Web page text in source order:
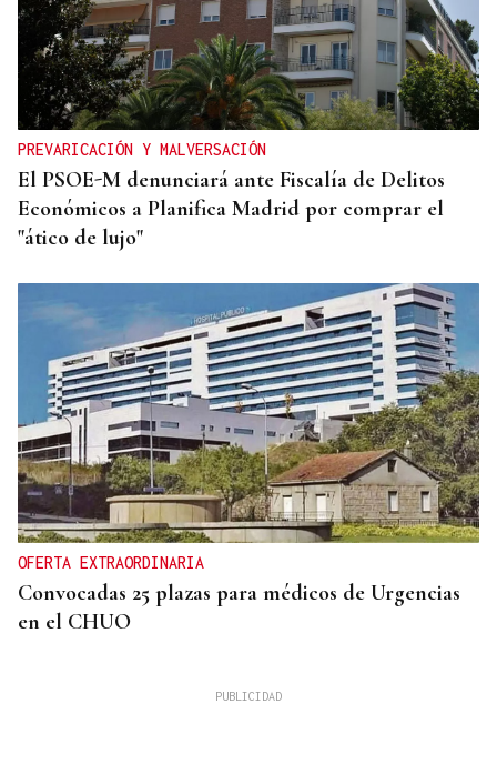
PREVARICACIÓN Y MALVERSACIÓN
El PSOE-M denunciará ante Fiscalía de Delitos
Económicos a Planifica Madrid por comprar el
"ático de lujo"
OFERTA EXTRAORDINARIA
Convocadas 25 plazas para médicos de Urgencias
en el CHUO